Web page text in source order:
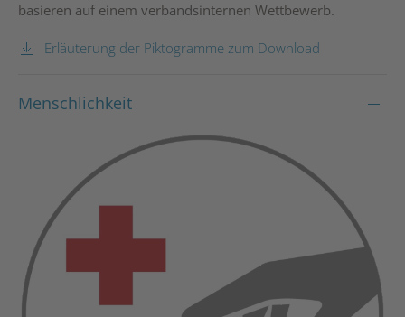
basieren auf einem verbandsinternen Wettbewerb.
Erläuterung der Piktogramme zum Download
Menschlichkeit